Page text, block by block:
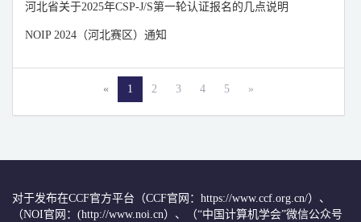
河北省关于2025年CSP-J/S第一轮认证报名的几点说明
NOIP 2024（河北赛区）通知
« 1 2 3 4 5 »
对于发布在CCF官方平台（CCF官网：https://www.ccf.org.cn/）、
（NOI官网：(http://www.noi.cn）、（“中国计算机学会”微信公众号